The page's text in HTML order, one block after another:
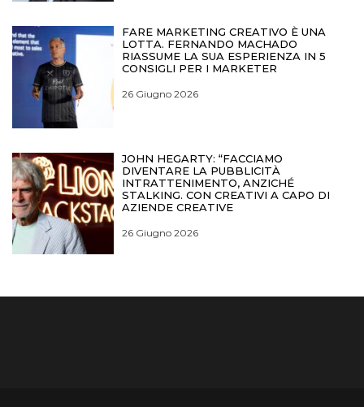
FARE MARKETING CREATIVO È UNA
LOTTA. FERNANDO MACHADO
RIASSUME LA SUA ESPERIENZA IN 5
CONSIGLI PER I MARKETER
26 Giugno 2026
JOHN HEGARTY: “FACCIAMO
DIVENTARE LA PUBBLICITÀ
INTRATTENIMENTO, ANZICHÉ
STALKING. CON CREATIVI A CAPO DI
AZIENDE CREATIVE
26 Giugno 2026